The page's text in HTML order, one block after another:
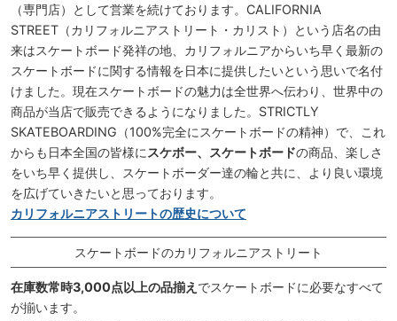
（専門店）として営業を続けております。CALIFORNIA
STREET（カリフォルニアストリート・カリスト）という店名の由
来はスケートボード発祥の地、カリフォルニアからいち早く最新の
スケートボードに関する情報を日本に提供したいという思いで名付
けました。現在スケートボードの魅力は全世界へ伝わり、世界中の
商品が当店で販売できるようになりました。STRICTLY
SKATEBOARDING（100%完全にスケートボードの精神）で、これ
からも日本全国の皆様に スケボー、スケートボードの商品、楽しさ
をいち早く提供し、スケートボーダー達の輪と共に、より良い環境
を広げていきたいと思っております。
カリフォルニアストリートの歴史について
スケートボードのカリフォルニアストリート
在庫数常時3,000点以上の品揃え でスケートボードに必要なすべて
が揃います。